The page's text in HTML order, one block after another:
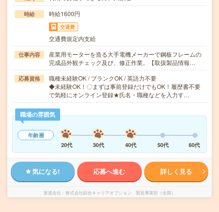
時給 時給1600円
交通費
交通費規定内支給
仕事内容
産業用モーターを造る大手電機メーカーで鋼板フレームの
完成品外観チェック及び、修正作業。【取扱製品情報…
応募資格
職種未経験OK / ブランクOK / 英語力不要
◆未経験OK！〇まずは事前登録だけでもOK！履歴書不要
で気軽にオンライン登録★氏名・職種などを入力す…
職場の雰囲気
年齢層
20代
30代 40代 50代 60代
気になる! 応募へ進む 詳しく見る
派遣会社 株式会社綜合キャリアオプション 製造事業部（全国）